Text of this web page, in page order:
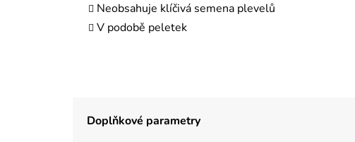
Neobsahuje klíčivá semena plevelů
V podobě peletek
Doplňkové parametry